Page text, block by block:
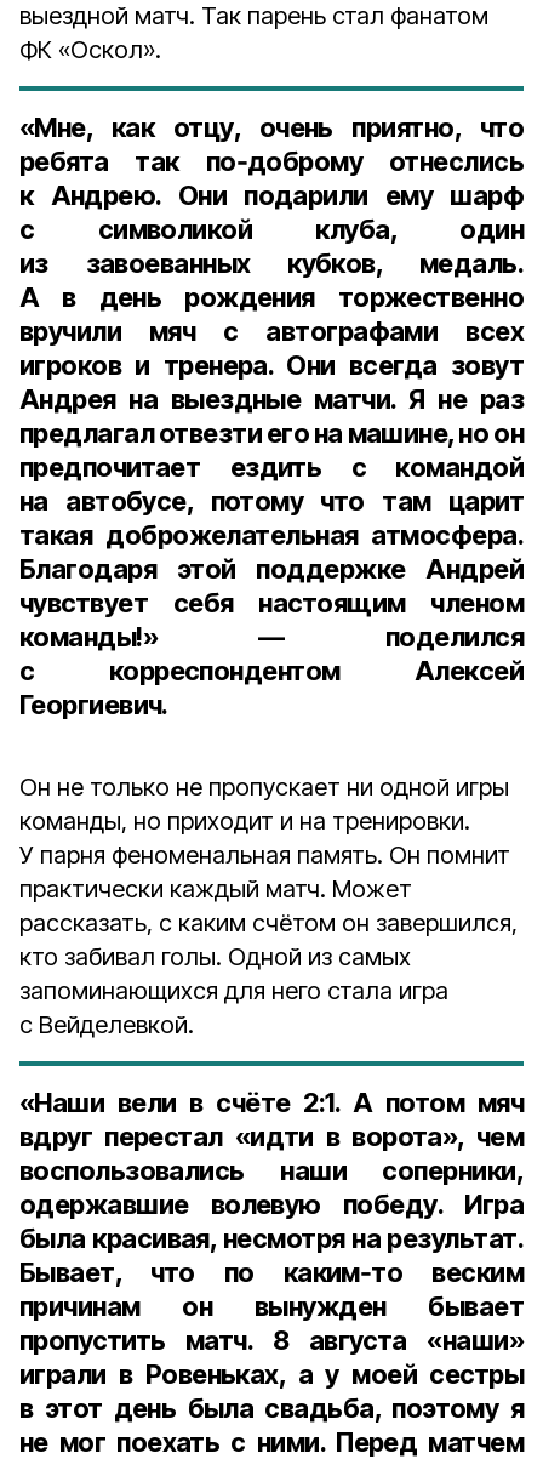
выездной матч. Так парень стал фанатом
ФК «Оскол».
«Мне, как отцу, очень приятно, что
ребята так по‑доброму отнеслись
к Андрею. Они подарили ему шарф
с символикой клуба, один
из завоеванных кубков, медаль.
А в день рождения торжественно
вручили мяч с автографами всех
игроков и тренера. Они всегда зовут
Андрея на выездные матчи. Я не раз
предлагал отвезти его на машине, но он
предпочитает ездить с командой
на автобусе, потому что там царит
такая доброжелательная атмосфера.
Благодаря этой поддержке Андрей
чувствует себя настоящим членом
команды!» — поделился
с корреспондентом Алексей
Георгиевич.
Он не только не пропускает ни одной игры
команды, но приходит и на тренировки.
У парня феноменальная память. Он помнит
практически каждый матч. Может
рассказать, с каким счётом он завершился,
кто забивал голы. Одной из самых
запоминающихся для него стала игра
с Вейделевкой.
«Наши вели в счёте2:1. А потом мяч
вдруг перестал «идти в ворота», чем
воспользовались наши соперники,
одержавшие волевую победу. Игра
была красивая, несмотря на результат.
Бывает, что по каким‑то веским
причинам он вынужден бывает
пропустить матч. 8 августа «наши»
играли в Ровеньках, а у моей сестры
в этот день была свадьба, поэтому я
не мог поехать с ними. Перед матчем